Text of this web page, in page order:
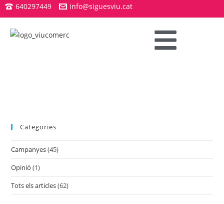
640297449 info@siguesviu.cat
Categories
Campanyes(45)
Opinió (1)
Tots els articles(62)